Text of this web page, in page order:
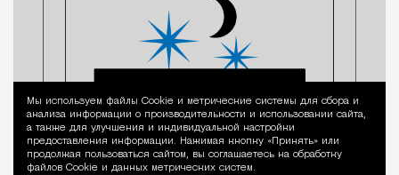
Уведомление
Мы используем файлы Сookie и метрические системы для сбора и
анализа информации о производительности и использовании сайта,
а также для улучшения и индивидуальной настройки
предоставления информации. Нажимая кнопку «Принять» или
продолжая пользоваться сайтом, вы соглашаетесь на обработку
файлов Cookie и данных метрических систем.